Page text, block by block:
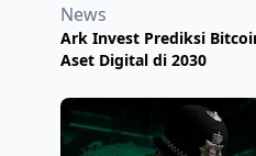
News
Ark Invest Prediksi
Aset Digital di 2030